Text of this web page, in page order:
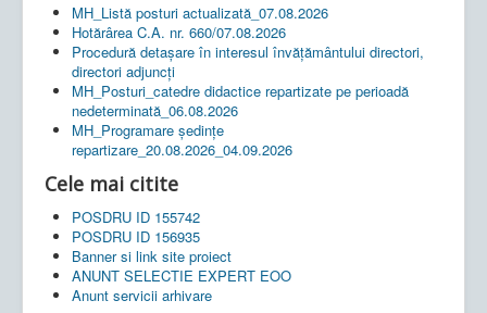
MH_Listă posturi actualizată_07.08.2026
Hotărârea C.A. nr. 660/07.08.2026
Procedură detașare în interesul învățământului directori,
directori adjuncți
MH_Posturi_catedre didactice repartizate pe perioadă
nedeterminată_06.08.2026
MH_Programare ședințe
repartizare_20.08.2026_04.09.2026
Cele mai citite
POSDRU ID 155742
POSDRU ID 156935
Banner si link site proiect
ANUNT SELECTIE EXPERT EOO
Anunt servicii arhivare